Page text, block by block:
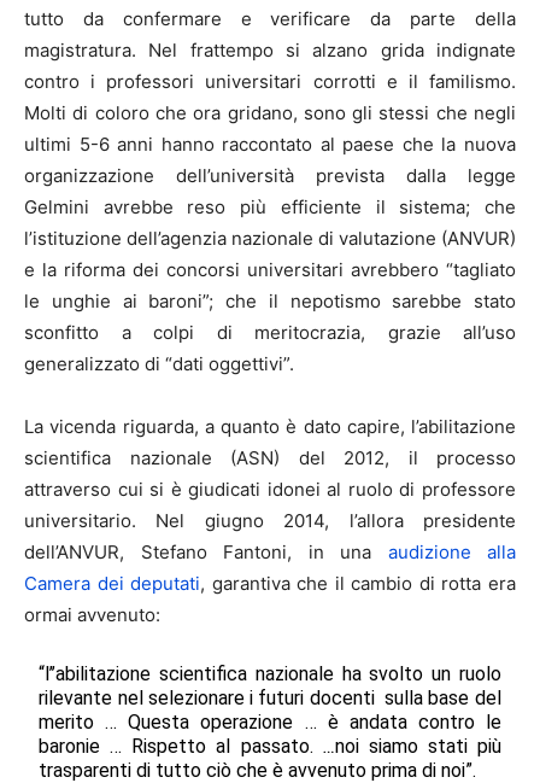
tutto da confermare e verificare da parte della
magistratura. Nel frattempo si alzano grida indignate
contro i professori universitari corrotti e il familismo.
Molti di coloro che ora gridano, sono gli stessi che negli
ultimi 5-6 anni hanno raccontato al paese che la nuova
organizzazione dell’università prevista dalla legge
Gelmini avrebbe reso più efficiente il sistema; che
l’istituzione dell’agenzia nazionale di valutazione (ANVUR)
e la riforma dei concorsi universitari avrebbero “tagliato
le unghie ai baroni”; che il nepotismo sarebbe stato
sconfitto a colpi di meritocrazia, grazie all’uso
generalizzato di “dati oggettivi”.
La vicenda riguarda, a quanto è dato capire, l’abilitazione
scientifica nazionale (ASN) del 2012, il processo
attraverso cui si è giudicati idonei al ruolo di professore
universitario. Nel giugno 2014, l’allora presidente
dell’ANVUR, Stefano Fantoni, in una audizione alla
Camera dei deputati, garantiva che il cambio di rotta era
ormai avvenuto:
“l’’abilitazione scientifica nazionale ha svolto un ruolo
rilevante nel selezionare i futuri docenti sulla base del
merito … Questa operazione … è andata contro le
baronie … Rispetto al passato. …noi siamo stati più
trasparenti di tutto ciò che è avvenuto prima di noi”.